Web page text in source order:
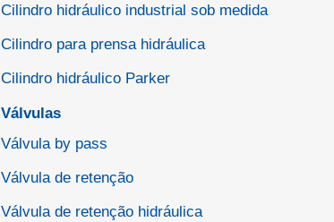
Cilindro hidráulico industrial sob medida
Cilindro para prensa hidráulica
Cilindro hidráulico Parker
Válvulas
Válvula by pass
Válvula de retenção
Válvula de retenção hidráulica